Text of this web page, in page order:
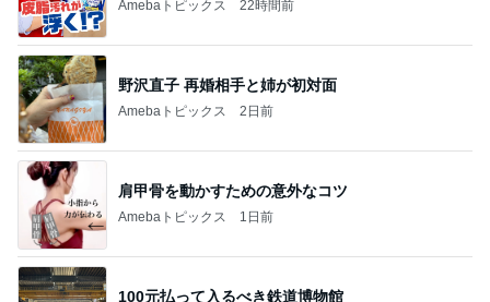
Amebaトピックス 22時間前
野沢直子 再婚相手と姉が初対面
Amebaトピックス 2日前
肩甲骨を動かすための意外なコツ
Amebaトピックス 1日前
100元払って入るべき鉄道博物館